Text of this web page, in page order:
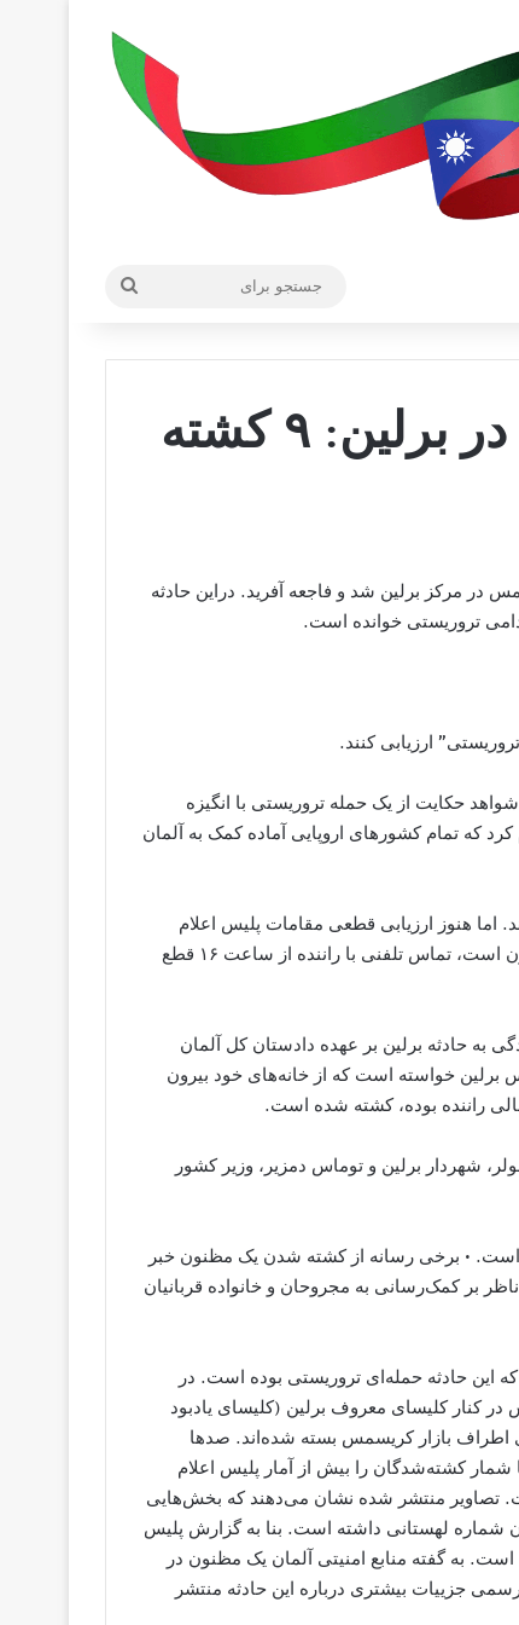
حمله احتمالی تروریستی در برلین: ۹ کشته
کریسمس در مرکز برلین شد و فاجعه آفرید. دراین حادثه
ارزیابی کنند.
شواهد حکایت از یک حمله تروریستی با انگیزه
کرد که تمام کشورهای اروپایی آماده کمک به آلمان
اما هنوز ارزیابی قطعی مقامات پلیس اعلام
نشده است. • به گفته مسئول شرکت لهستانی که صاحب این کامیون است، تماس تلفنی با راننده از ساعت ۱۶ قطع
به حادثه برلین بر عهده دادستان کل آلمان
خواسته است که از خانه‌های خود بیرون
راننده بوده، کشته شده است.
شهردار برلین و توماس دمزیر، وزیر کشور
است. • برخی رسانه از کشته شدن یک مظنون خبر
بر کمک‌رسانی به مجروحان و خانواده قربانیان
که این حادثه حمله‌ای تروریستی بوده است. در
در کنار کلیسای معروف برلین (کلیسای یادبود
اطراف بازار کریسمس بسته شده‌اند. صدها
کشته‌شدگان را بیش از آمار پلیس اعلام
تصاویر منتشر شده نشان می‌دهند که بخش‌هایی
لهستانی داشته است. بنا به گزارش پلیس
مجروحان نیز۵۰ نفر اعلام شده است. به گفته منابع امنیتی آلمان یک مظنون در
جزییات بیشتری درباره این حادثه منتشر